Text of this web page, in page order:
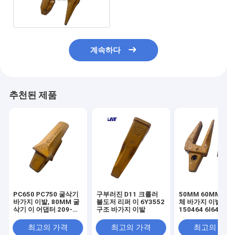
계속하다
추천된 제품
PC650 PC750 굴삭기
바가지 이발, 80MM 굴
삭기 이 어댑터 209-
최고의 가격
구부러진 D11 크롤러
불도저 리퍼 이 6Y3552
구조 바가지 이발
최고의 가격
50MM 60MM
체 바가지 이발
150464 6I6464
최고의